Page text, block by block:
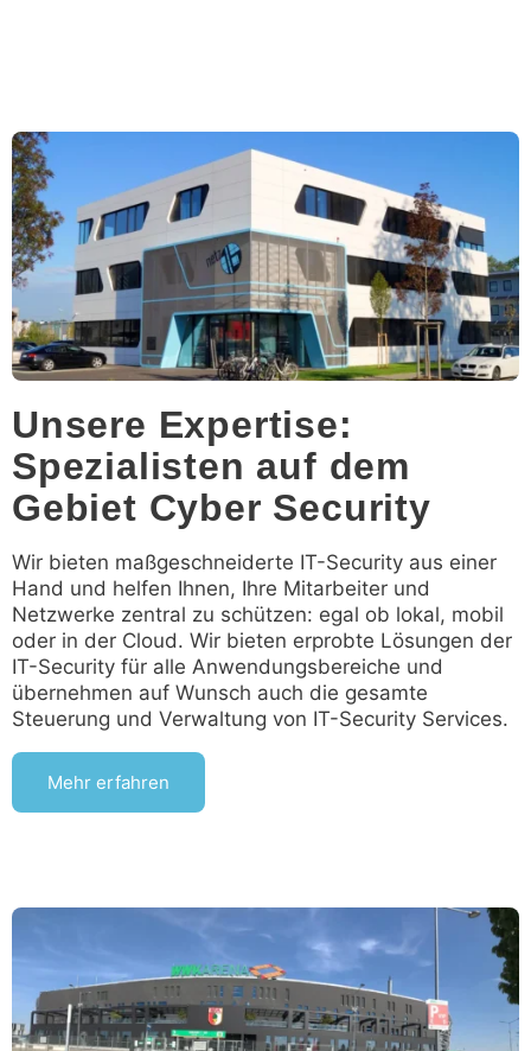
Unsere Expertise:
Spezialisten auf dem
Gebiet Cyber Security
Wir bieten maßgeschneiderte IT-Security aus einer
Hand und helfen Ihnen, Ihre Mitarbeiter und
Netzwerke zentral zu schützen: egal ob lokal, mobil
oder in der Cloud. Wir bieten erprobte Lösungen der
IT-Security für alle Anwendungsbereiche und
übernehmen auf Wunsch auch die gesamte
Steuerung und Verwaltung von IT-Security Services.
Mehr erfahren